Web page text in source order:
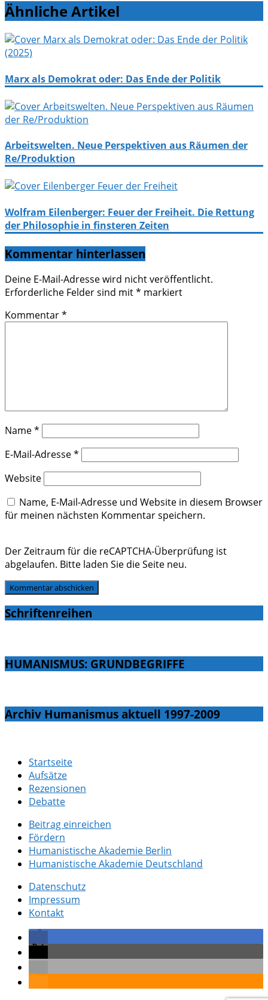
Ähnliche Artikel
Marx als Demokrat oder: Das Ende der Politik
Arbeitswelten. Neue Perspektiven aus Räumen der
Re/Produktion
Wolfram Eilenberger: Feuer der Freiheit. Die Rettung
der Philosophie in finsteren Zeiten
Kommentar hinterlassen
Deine E-Mail-Adresse wird nicht veröffentlicht.
Erforderliche Felder sind mit* markiert
Kommentar*
Name*
E-Mail-Adresse*
Website
Name, E-Mail-Adresse und Website in diesem Browser
für meinen nächsten Kommentar speichern.
Der Zeitraum für die reCAPTCHA-Überprüfung ist
abgelaufen. Bitte laden Sie die Seite neu.
Schriftenreihen
HUMANISMUS: GRUNDBEGRIFFE
Archiv Humanismus aktuell 1997-2009
Startseite
Aufsätze
Rezensionen
Debatte
Beitrag einreichen
Fördern
Humanistische Akademie Berlin
Humanistische Akademie Deutschland
Datenschutz
Impressum
Kontakt